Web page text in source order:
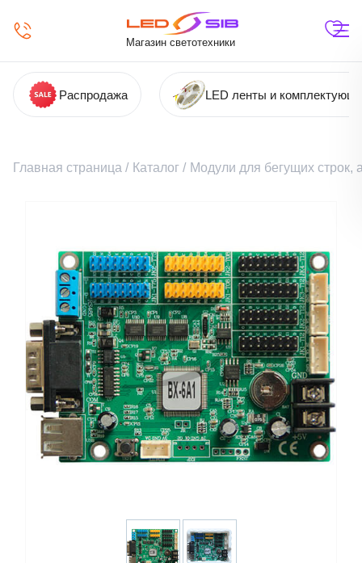
Магазин светотехники
Распродажа LED ленты и
Главная страница / Каталог / Модули для бегущих строк,